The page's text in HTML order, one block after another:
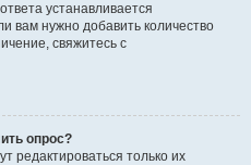
устанавливается
вам нужно добавить количество
свяжитесь с
опрос?
редактироваться только их